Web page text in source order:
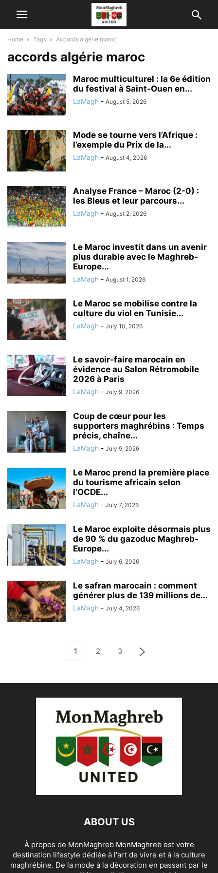
Home Tags Accords algérie maroc
accords algérie maroc
Maroc multiculturel : la 6e édition
du festival à Saint-Ouen en...
LaMagh - August 5, 2026
Mode se tourne vers l’Afrique :
l’exemple du Prix de la...
LaMagh - August 4, 2026
Analyse France – Maroc (2-0) :
les Bleus et leur parcours...
LaMagh - August 2, 2026
Le Maroc investit dans un avenir
plus durable avec le Maghreb-
Europe...
LaMagh - August 1, 2026
Le Maroc se mobilise contre la
culture du viol en Tunisie...
LaMagh - July 10, 2026
Le savoir-faire marocain en
évidence au Salon Rétromobile
2026 à Paris
LaMagh - July 9, 2026
Coup de cœur pour les
supporters maghrébins : Temps
précis, chaîne...
LaMagh - July 9, 2026
Le Maroc prend la première place
du tourisme africain selon
l’OCDE...
LaMagh - July 7, 2026
Le Maroc exploite désormais plus
de 90 % du gazoduc Maghreb-
Europe...
LaMagh - July 6, 2026
Le safran marocain : comment
générer plus de 139 millions de...
LaMagh - July 4, 2026
1 2 3
ABOUT US
À propos de MonMaghreb MonMaghreb est votre
destination lifestyle dédiée à l'art de vivre et à la culture
maghrébine. De la mode à la décoration en passant par le